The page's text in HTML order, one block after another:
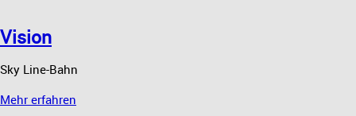
Vision
Sky Line-Bahn
Mehr erfahren